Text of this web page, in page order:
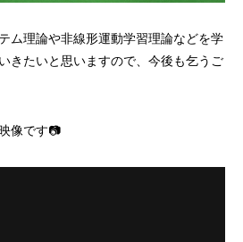
ム理論や非線形運動学習理論などを学
きたいと思いますので、今後も乞うご
像です📷